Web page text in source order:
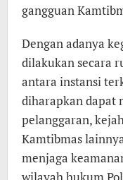
gangguan
Dengan adanya
dilakukan secara
antara instansi
diharapkan dapat
pelanggaran,
Kamtibmas
menjaga